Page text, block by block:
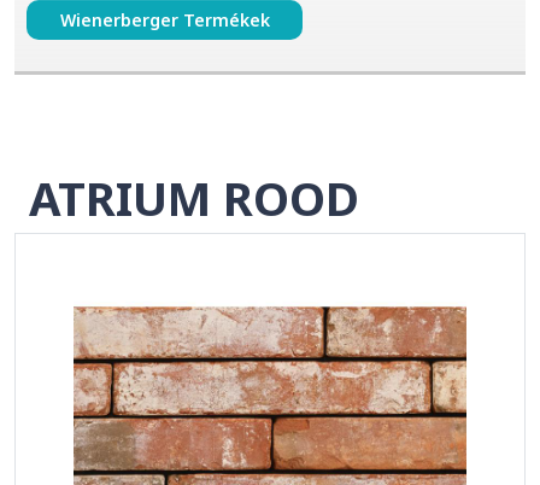
Wienerberger Termékek
ATRIUM ROOD